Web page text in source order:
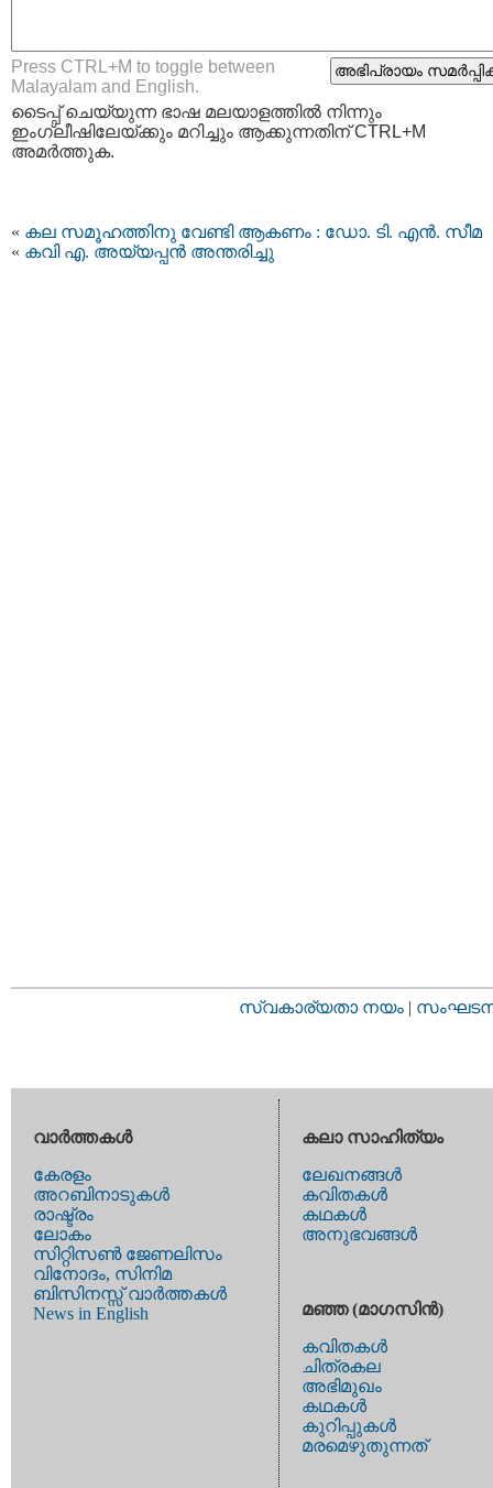
Press CTRL+M to toggle between
Malayalam and English.
ടൈപ്പ്‌ ചെയ്യുന്ന ഭാഷ മലയാളത്തില്‍ നിന്നും
ഇംഗ്ലീഷിലേയ്ക്കും മറിച്ചും ആക്കുന്നതിന് CTRL+M
അമര്‍ത്തുക.
« കല സമൂഹത്തിനു വേണ്ടി ആകണം : ഡോ. ടി. എന്‍. സീമ
« കവി എ. അയ്യപ്പന്‍ അന്തരിച്ചു
സ്വകാര്യതാ നയം |
വാര്‍ത്തകള്‍
കേരളം
അറബിനാടുകള്‍
രാഷ്ട്രം
ലോകം
സിറ്റിസണ്‍ ജേണലിസം
വിനോദം, സിനിമ
ബിസിനസ്സ് വാര്‍ത്തകള്‍
News in English
കലാ സാഹിത്യം
ലേഖനങ്ങള്‍
കവിതകള്‍
കഥകള്‍
അനുഭവങ്ങള്‍
മഞ്ഞ (മാഗസിന്‍)
കവിതകള്‍
ചിത്രകല
അഭിമുഖം
കഥകള്‍
കുറിപ്പുകള്‍
മരമെഴുതുന്നത്